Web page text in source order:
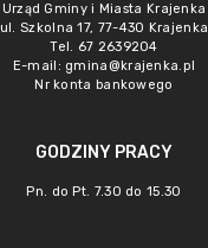
Urząd Gminy i Miasta Krajenka
ul. Szkolna 17, 77-430 Krajenka
Tel. 67 2639204
E-mail: gmina@krajenka.pl
Nr konta bankowego
GODZINY PRACY
Pn. do Pt. 7.30 do 15.30